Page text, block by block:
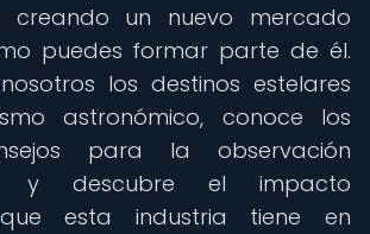
creando un nuevo mercado
puedes formar parte de él.
los destinos estelares
astronómico, conoce los
para la observación
y descubre el impacto
esta industria tiene en